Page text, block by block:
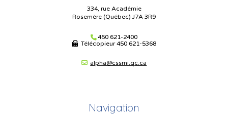
334, rue Académie
Rosemère (Québec) J7A 3R9
450 621-2400
Télécopieur450 621-5368
alpha@cssmi.qc.ca
Navigation